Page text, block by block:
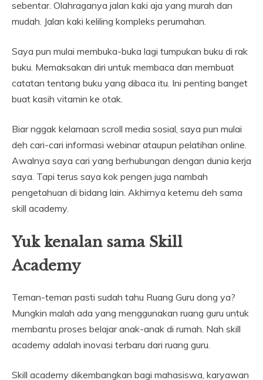
sebentar. Olahraganya jalan kaki aja yang murah dan
mudah. Jalan kaki keliling kompleks perumahan.
Saya pun mulai membuka-buka lagi tumpukan buku di rak
buku. Memaksakan diri untuk membaca dan membuat
catatan tentang buku yang dibaca itu. Ini penting banget
buat kasih vitamin ke otak.
Biar nggak kelamaan scroll media sosial, saya pun mulai
deh cari-cari informasi webinar ataupun pelatihan online.
Awalnya saya cari yang berhubungan dengan dunia kerja
saya. Tapi terus saya kok pengen juga nambah
pengetahuan di bidang lain. Akhirnya ketemu deh sama
skill academy.
Yuk kenalan sama Skill
Academy
Teman-teman pasti sudah tahu Ruang Guru dong ya?
Mungkin malah ada yang menggunakan ruang guru untuk
membantu proses belajar anak-anak di rumah. Nah skill
academy adalah inovasi terbaru dari ruang guru.
Skill academy dikembangkan bagi mahasiswa, karyawan